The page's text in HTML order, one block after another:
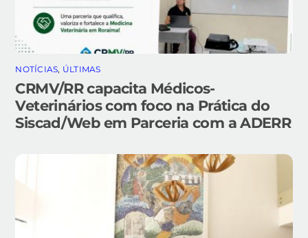
NOTÍCIAS, ÚLTIMAS
CRMV/RR capacita Médicos-
Veterinários com foco na Prática do
Siscad/Web em Parceria com a ADERR